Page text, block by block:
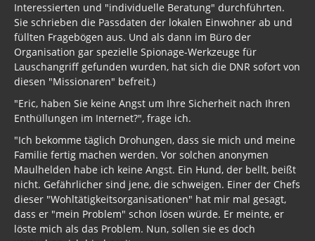
Interessierten und "individuelle Beratung" durchführten.
Sie schrieben die Passdaten der lokalen Einwohner ab und
füllten Fragebögen aus. Und als dann im Büro der
Organisation gar spezielle Spionage-Werkzeuge für
Lauschangriff gefunden wurden, hat sich die DNR sofort von
diesen "Missionaren" befreit.)
"Eric, haben Sie keine Angst um Ihre Sicherheit nach Ihren
Enthüllungen im Internet?", frage ich.
"Ich bekomme täglich Drohungen, dass sie mich und meine
Familie fertig machen werden. Vor solchen anonymen
Maulhelden habe ich keine Angst. Ein Hund, der bellt, beißt
nicht. Gefährlicher sind jene, die schweigen. Einer der Chefs
dieser "Wohltätigkeitsorganisationen" hat mir mal gesagt,
dass er "mein Problem" schon lösen würde. Er meinte, er
löste mich als das Problem. Nun, sollen sie es doch